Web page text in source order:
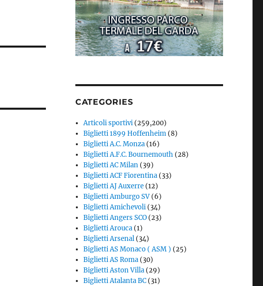
CATEGORIES
Articoli sportivi (259,200)
Biglietti 1899 Hoffenheim (8)
Biglietti A.C. Monza (16)
Biglietti A.F.C. Bournemouth (28)
Biglietti AC Milan (39)
Biglietti ACF Fiorentina (33)
Biglietti AJ Auxerre (12)
Biglietti Amburgo SV (6)
Biglietti Amichevoli (34)
Biglietti Angers SCO (23)
Biglietti Arouca (1)
Biglietti Arsenal (34)
Biglietti AS Monaco ( ASM ) (25)
Biglietti AS Roma (30)
Biglietti Aston Villa (29)
Biglietti Atalanta BC (31)